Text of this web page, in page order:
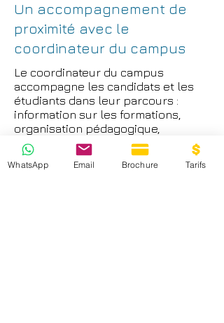
Un accompagnement de
proximité avec le
coordinateur du campus
Le coordinateur du campus
accompagne les candidats et les
étudiants dans leur parcours :
information sur les formations,
organisation pédagogique,
orientation vers le cursus adapté,
suivi du projet et mise en relation
avec les interlocuteurs appropriés.
WhatsApp Email Brochure Tarifs